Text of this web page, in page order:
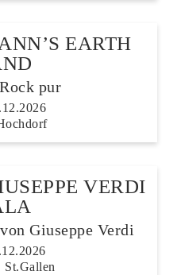
EARTH
pur
VERDI
Giuseppe Verdi
St.Gallen